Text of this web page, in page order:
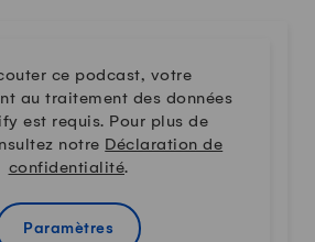
ce podcast, votre
au traitement des données
est requis. Pour plus de
notre Déclaration de
confidentialité.
Paramètres